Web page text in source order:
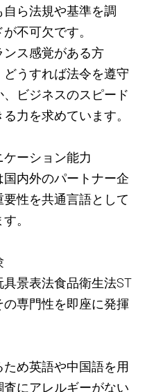
ら法規や基準を調
不可欠です。
ス感覚がある方
うすれば法令を遵守
ビジネスのスピード
力を求めています。
ーション能力
内外のパートナー企
性を共通言語として
。
景表法食品衛生法ST
専門性を即座に発揮
め英語や中国語を用
にアレルギーがない